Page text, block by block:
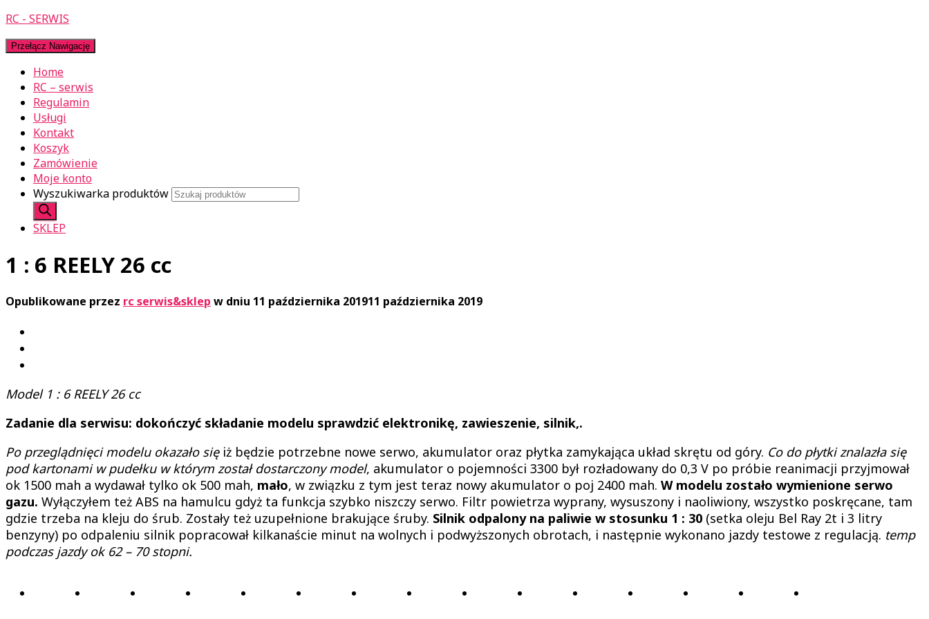
RC - SERWIS
Przełącz Nawigację
Home
RC – serwis
Regulamin
Usługi
Kontakt
Koszyk
Zamówienie
Moje konto
Wyszukiwarka produktów
SKLEP
1 : 6 REELY 26 cc
Opublikowane przez rc serwis&sklep w dniu 11 października 201911 października 2019
Model 1 : 6 REELY 26 cc
Zadanie dla serwisu: dokończyć składanie modelu sprawdzić elektronikę, zawieszenie, silnik,.
Po przeglądnięci modelu okazało sięiż będzie potrzebne nowe serwo, akumulator oraz płytka zamykająca układ skrętu od góry. Co do płytki znalazła się
pod kartonami w pudełku w którym został dostarczony model, akumulator o pojemności 3300 był rozładowany do 0,3 V po próbie reanimacji przyjmował
ok 1500 mah a wydawał tylko ok 500 mah, mało, w związku z tym jest teraz nowy akumulator o poj 2400 mah. W modelu zostało wymienione serwo
gazu. Wyłączyłem też ABS na hamulcu gdyż ta funkcja szybko niszczy serwo. Filtr powietrza wyprany, wysuszony i naoliwiony, wszystko poskręcane, tam
gdzie trzeba na kleju do śrub. Zostały też uzupełnione brakujące śruby. Silnik odpalony na paliwie w stosunku 1 : 30 (setka oleju Bel Ray 2t i 3 litry
benzyny) po odpaleniu silnik popracował kilkanaście minut na wolnych i podwyższonych obrotach, i następnie wykonano jazdy testowe z regulacją. temp
podczas jazdy ok 62 – 70 stopni.